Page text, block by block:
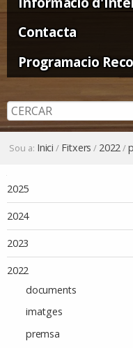
Contacta
Programacio
Sou a: Inici / Fitxers / 2022/
2025
2024
2023
2022
documents
imatges
premsa